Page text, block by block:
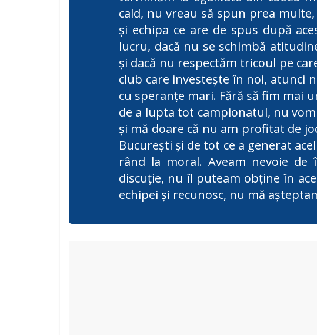
cald, nu vreau să spun prea
şi echipa ce are de spus după
lucru, dacă nu se schimbă
şi dacă nu respectăm tricoul pe
club care investeşte în noi, atunci
cu speranţe mari. Fără să fim mai
de a lupta tot campionatul, nu
şi mă doare că nu am profitat de
Bucureşti şi de tot ce a generat
rând la moral. Aveam nevoie
discuţie, nu îl puteam obţine în
echipei şi recunosc, nu mă